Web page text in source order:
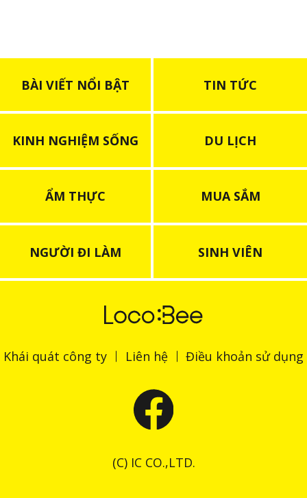
BÀI VIẾT NỔI BẬT TIN TỨC
KINH NGHIỆM SỐNG DU LỊCH
ẨM THỰC MUA SẮM
NGƯỜI ĐI LÀM SINH VIÊN
Khái quát công ty Liên hệ Điều khoản sử dụng
(C) IC CO.,LTD.